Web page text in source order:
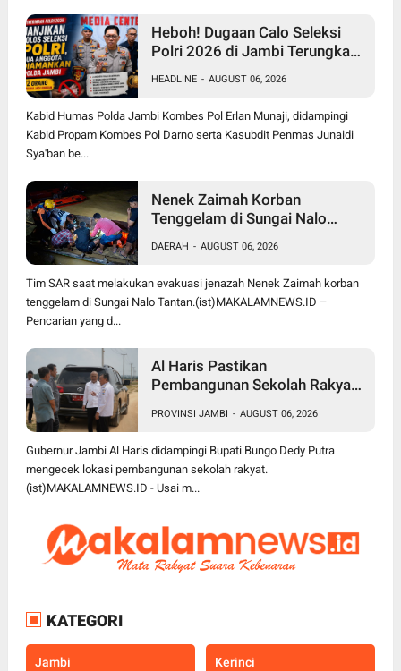
Heboh! Dugaan Calo Seleksi
Polri 2026 di Jambi Terungkap,
Anggota Diamankan
HEADLINE - AUGUST 06, 2026
Kabid Humas Polda Jambi Kombes Pol Erlan Munaji, didampingi
Kabid Propam Kombes Pol Darno serta Kasubdit Penmas Junaidi
Sya'ban be...
Nenek Zaimah Korban
Tenggelam di Sungai Nalo
Dunia 3 Km dari Lokasi Awal
DAERAH - AUGUST 06, 2026
Tim SAR saat melakukan evakuasi jenazah Nenek Zaimah korban
tenggelam di Sungai Nalo Tantan.(ist)MAKALAMNEWS.ID –
Pencarian yang d...
Al Haris Pastikan
Pembangunan Sekolah Rakyat
Manfaat bagi Masyarakat
PROVINSI JAMBI - AUGUST 06, 2026
Gubernur Jambi Al Haris didampingi Bupati Bungo Dedy Putra
mengecek lokasi pembangunan sekolah rakyat.
(ist)MAKALAMNEWS.ID - Usai m...
KATEGORI
Jambi Kerinci